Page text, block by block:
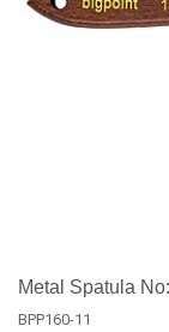
Metal Spatula
BPP160-11